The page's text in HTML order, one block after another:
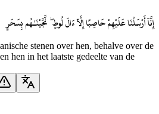
إِنَّآ أَرْسَلْنَا عَلَيْهِمْ حَاصِبًا إِلَّآ ءَالَ لُوطٍ ۖ نَّجَّيْنَـٰهُم بِسَحَرٍ
stenen over hen, behalve over de
hen in het laatste gedeelte van de